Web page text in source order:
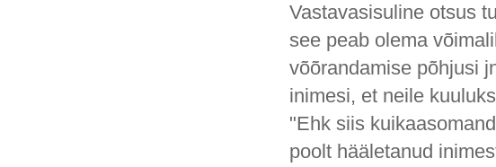
Vastavasisuline otsus
see peab olema
võõrandamise põhjusi
inimesi, et neile
"Ehk siis
poolt hääletanud